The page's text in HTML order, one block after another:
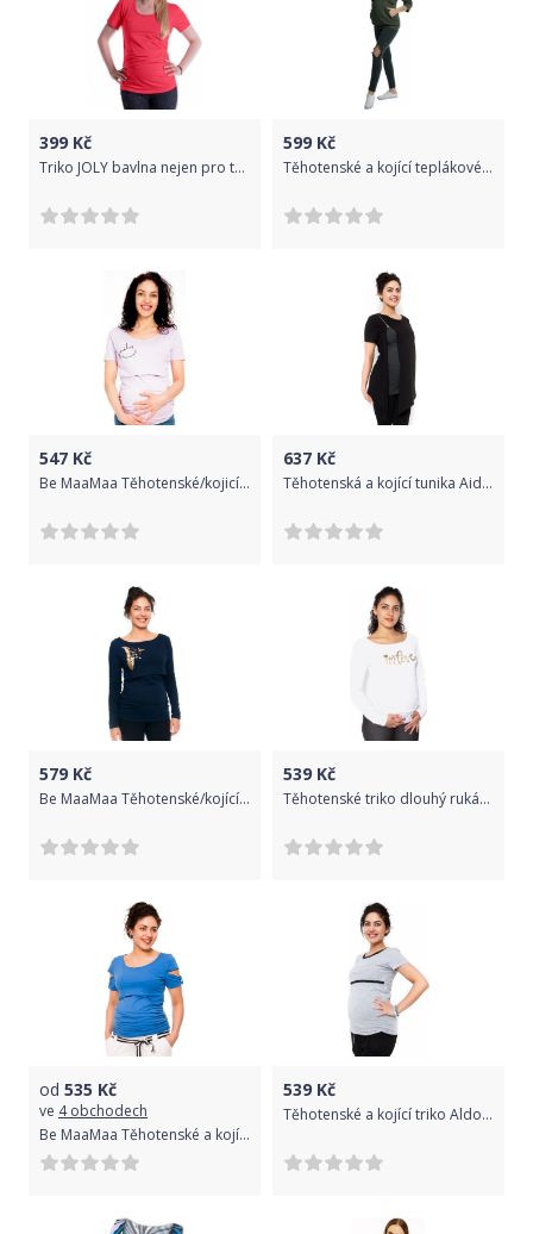
399 Kč
Triko JOLY bavlna nejen pro těhotné - korálové, Velikosti těh. moda S/M
599 Kč
Těhotenské a kojící teplákové triko - oliva, Velikosti těh. moda XXL (44)
547 Kč
Be MaaMaa Těhotenské/kojicí triko kr. rukáv, SMILES - lila, Velikosti těh. moda S (36)
637 Kč
Těhotenská a kojící tunika Aida - černá, Velikosti těh. moda M (38)
579 Kč
Be MaaMaa Těhotenské/kojící triko - pírka , dlouhý rukáv, granátové, vel. L
539 Kč
Těhotenské triko dlouhý rukáv In Love - bílé, Velikosti těh. moda XL (42)
od 535 Kč
ve 4 obchodech
Be MaaMaa Těhotenské a kojící triko Lena - modré
539 Kč
Těhotenské a kojící triko Aldona - světle šedá, Velikosti těh. moda L (40)